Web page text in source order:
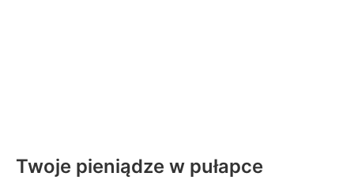
Twoje pieniądze w pułapce